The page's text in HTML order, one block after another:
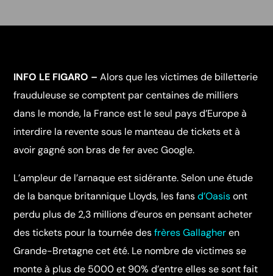
INFO LE FIGARO – Alors que les victimes de billetterie
frauduleuse se comptent par centaines de milliers
dans le monde, la France est le seul pays d’Europe à
interdire la revente sous le manteau de tickets et à
avoir gagné son bras de fer avec Google.
L’ampleur de l’arnaque est sidérante. Selon une étude
de la banque britannique Lloyds, les fansd’Oasisont
perdu plus de 2,3 millions d’euros en pensant acheter
des tickets pour la tournée desfrères Gallagheren
Grande-Bretagne cet été. Le nombre de victimes se
monte à plus de 5000 et 90% d’entre elles se sont fait